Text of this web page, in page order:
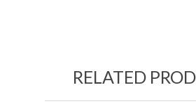
RELATED